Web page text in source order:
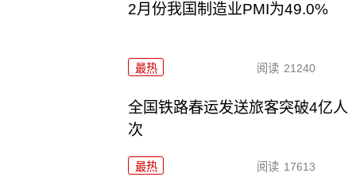
2月份我国制造业PMI为49.0%
最热 阅读 21240
全国铁路春运发送旅客突破4亿人
次
最热 阅读 17613